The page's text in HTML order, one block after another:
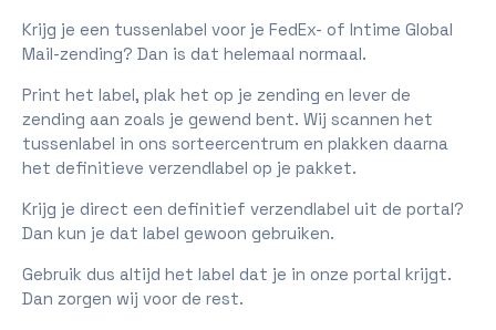
Krijg je een tussenlabel voor je FedEx- of Intime Global
Mail-zending? Dan is dat helemaal normaal.
Print het label, plak het op je zending en lever de
zending aan zoals je gewend bent. Wij scannen het
tussenlabel in ons sorteercentrum en plakken daarna
het definitieve verzendlabel op je pakket.
Krijg je direct een definitief verzendlabel uit de portal?
Dan kun je dat label gewoon gebruiken.
Gebruik dus altijd het label dat je in onze portal krijgt.
Dan zorgen wij voor de rest.